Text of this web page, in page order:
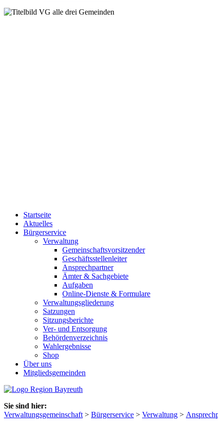
Startseite
Aktuelles
Bürgerservice
Verwaltung
Gemeinschaftsvorsitzender
Geschäftsstellenleiter
Ansprechpartner
Ämter & Sachgebiete
Aufgaben
Online-Dienste & Formulare
Verwaltungsgliederung
Satzungen
Sitzungsberichte
Ver- und Entsorgung
Behördenverzeichnis
Wahlergebnisse
Shop
Über uns
Mitgliedsgemeinden
Sie sind hier:
Verwaltungsgemeinschaft > Bürgerservice > Verwaltung >